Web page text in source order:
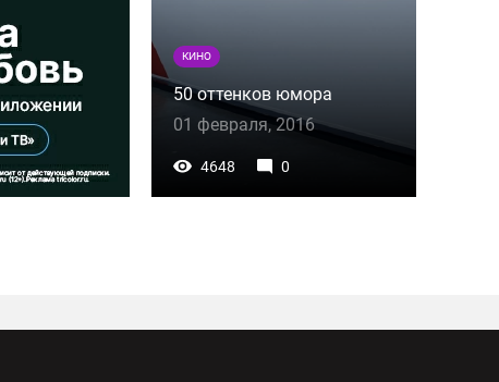
КИНО
50 оттенков юмора
01 февраля, 2016
4648 0